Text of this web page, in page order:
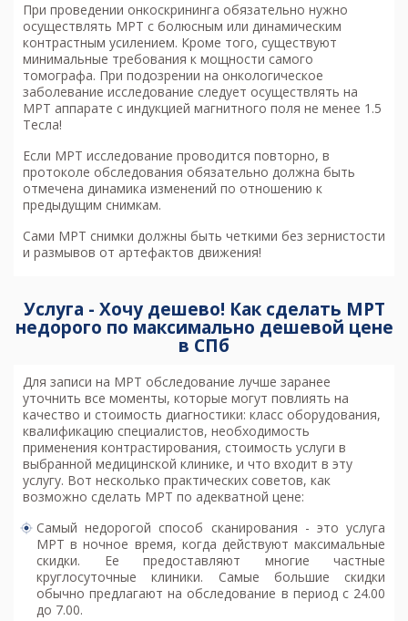
При проведении онкоскрининга обязательно нужно
осуществлять МРТ с болюсным или динамическим
контрастным усилением. Кроме того, существуют
минимальные требования к мощности самого
томографа. При подозрении на онкологическое
заболевание исследование следует осуществлять на
МРТ аппарате с индукцией магнитного поля не менее 1.5
Тесла!
Если МРТ исследование проводится повторно, в
протоколе обследования обязательно должна быть
отмечена динамика изменений по отношению к
предыдущим снимкам.
Сами МРТ снимки должны быть четкими без зернистости
и размывов от артефактов движения!
Услуга - Хочу дешево! Как сделать МРТ
недорого по максимально дешевой цене
в СПб
Для записи на МРТ обследование лучше заранее
уточнить все моменты, которые могут повлиять на
качество и стоимость диагностики: класс оборудования,
квалификацию специалистов, необходимость
применения контрастирования, стоимость услуги в
выбранной медицинской клинике, и что входит в эту
услугу. Вот несколько практических советов, как
возможно сделать МРТ по адекватной цене:
Самый недорогой способ сканирования - это услуга
МРТ в ночное время, когда действуют максимальные
скидки. Ее предоставляют многие частные
круглосуточные клиники. Самые большие скидки
обычно предлагают на обследование в период с 24.00
до 7.00.